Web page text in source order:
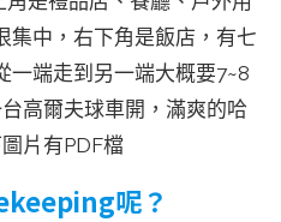
集中，右下角是飯店，有七
一端走到另一端大概要7~8
高爾夫球車開，滿爽的哈
片有PDF檔
呢？